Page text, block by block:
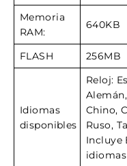
Memoria
RAM:
640KB
FLASH 256MB
Idiomas
disponibles
Reloj:
Chino,
Ruso,
Incluye
idiomas